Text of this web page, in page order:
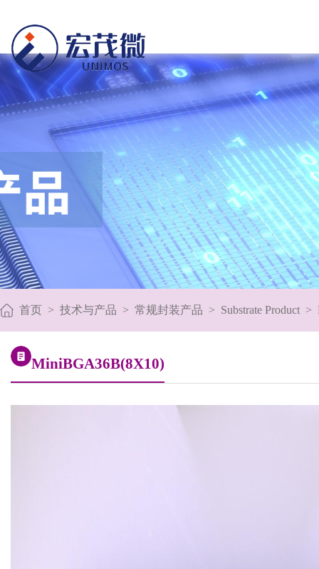
首页 > 技术与产品 > 常规封装产品 > Substrate Product >
MiniBGA36B(8X10)